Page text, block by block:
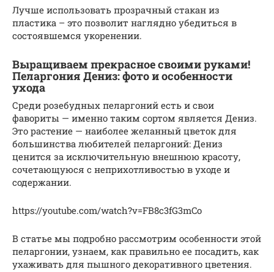
Лучше использовать прозрачный стакан из
пластика – это позволит наглядно убедиться в
состоявшемся укоренении.
Выращиваем прекрасное своими руками!
Пеларгония Дениз: фото и особенности
ухода
Среди розебудных пеларгоний есть и свои
фавориты — именно таким сортом является Дениз.
Это растение — наиболее желанный цветок для
большинства любителей пеларгоний: Дениз
ценится за исключительную внешнюю красоту,
сочетающуюся с неприхотливостью в уходе и
содержании.
https://youtube.com/watch?v=FB8c3fG3mCo
В статье мы подробно рассмотрим особенности этой
пеларгонии, узнаем, как правильно ее посадить, как
ухаживать для пышного декоративного цветения.